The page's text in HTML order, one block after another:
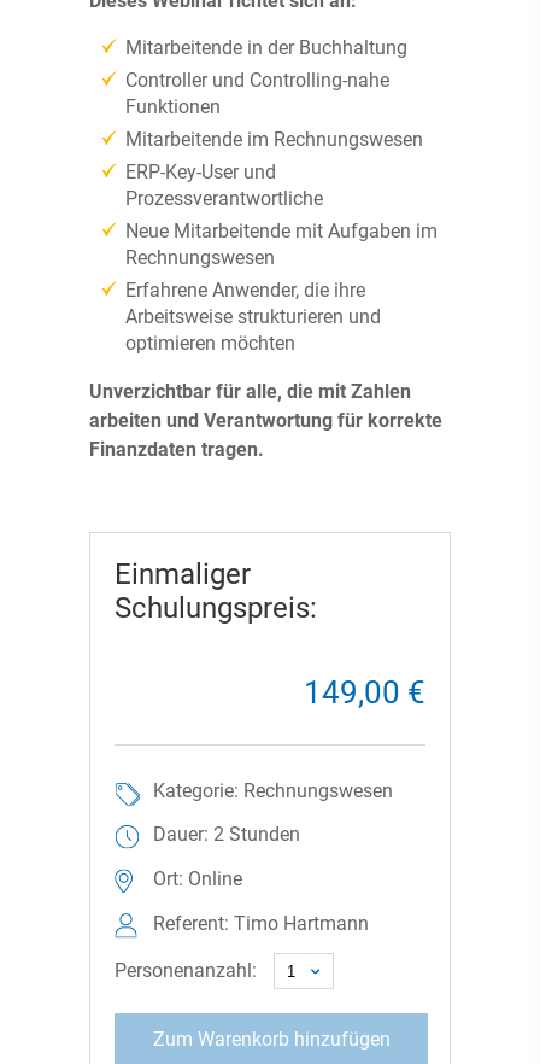
Mitarbeitende in der Buchhaltung
Controller und Controlling-nahe
Funktionen
Mitarbeitende im Rechnungswesen
ERP-Key-User und
Prozessverantwortliche
Neue Mitarbeitende mit Aufgaben im
Rechnungswesen
Erfahrene Anwender, die ihre
Arbeitsweise strukturieren und
optimieren möchten
Unverzichtbar für alle, die mit Zahlen
arbeiten und Verantwortung für korrekte
Finanzdaten tragen.
Einmaliger
Schulungspreis:
149,00 €
Kategorie: Rechnungswesen
Dauer: 2 Stunden
Ort: Online
Referent: Timo Hartmann
Personenanzahl:
Zum Warenkorb hinzufügen